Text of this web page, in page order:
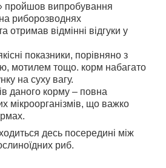
пройшов випробування
риборозводнях
отримав відмінні відгуки у
показники, порівняно з
мотилем тощо. корм набагато
на суху вагу.
даного корму – повна
мікроорганізмів, що важко
десь посередині між
риб.